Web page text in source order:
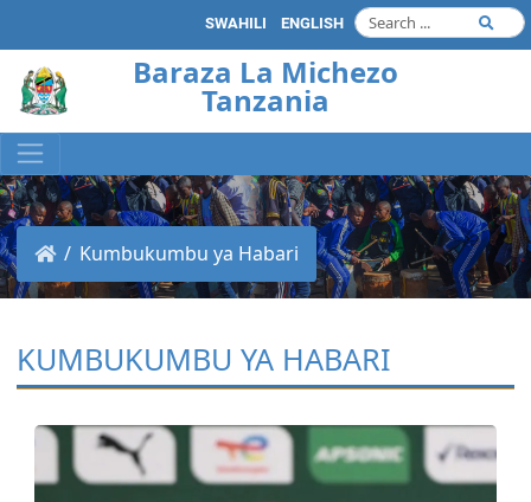
ENGLISH
SWAHILI
Baraza La Michezo
Tanzania
Kumbukumbu ya Habari
KUMBUKUMBU YA HABARI